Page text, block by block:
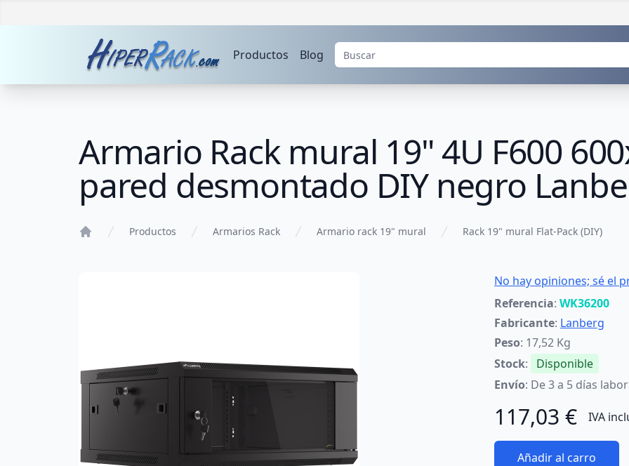
Productos Blog
Armario Rack mural 19" 4U F600
pared desmontado DIY negro
Productos Armarios Rack Armario rack 19" mural Rack 19" mural Flat-Pack (DIY)
No hay opiniones; sé el
Referencia: WK36200
Fabricante: Lanberg
Peso: 17,52 Kg
Stock:
Disponible
Envío: De 3 a 5 días
117,03 € IVA
Añadir al carro